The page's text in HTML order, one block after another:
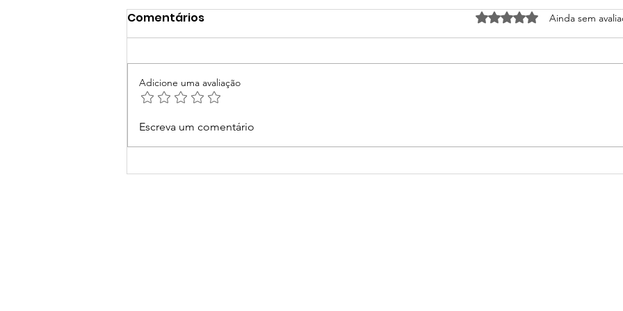
Você conhece a
abordagem Reggio
Pikler?
Comentários Avaliado com 0 de 5
Ainda sem
Adicione uma avaliação
Escreva um comentário